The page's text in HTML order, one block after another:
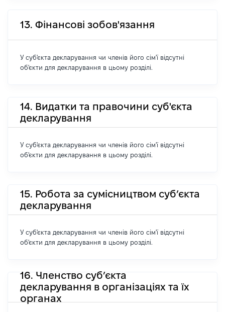
13. Фінансові зобов'язання
У суб'єкта декларування чи членів його сім'ї відсутні
об'єкти для декларування в цьому розділі.
14. Видатки та правочини суб'єкта
декларування
У суб'єкта декларування чи членів його сім'ї відсутні
об'єкти для декларування в цьому розділі.
15. Робота за сумісництвом суб’єкта
декларування
У суб'єкта декларування чи членів його сім'ї відсутні
об'єкти для декларування в цьому розділі.
16. Членство суб’єкта
декларування в організаціях та їх
органах